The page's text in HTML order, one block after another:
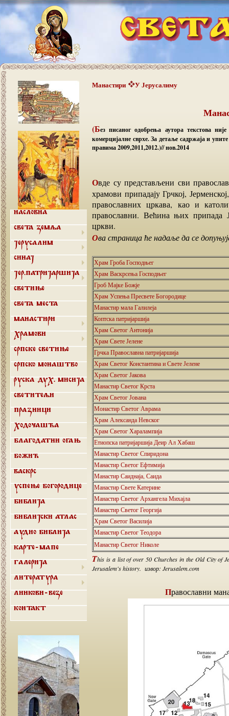
Насловна
Света земља
Јерусалим
Синај
Јер.патријаршија
Светиње
Света места
Манастири
Храмови
Српске светиње
Српско монаштво
Руска дух. мисија
Светитељи
Празници
Ходочашћа
Благодатни огањ
Божић
Васкрс
Успење Богородице
Библија
Библијски атлас
Аудио библија
Карте-мапе
Галерија
Литература
Линкови-везе
Контакт
Манастири У Јерусалиму
(Без писаног одобрења аутора текстова
комерцијалне сврхе. За детаље садржаја и
правима 2009,2011,2012.)// нов.2014
Овде су представљени сви православни манастири и храмови у старом Јерусалиму. Ови
храмови припадају Грчкој,
православних цркава, као и
православни. Већина њих припада
цркви.
Ова страница ће надаље да се
Храм Гроба Господњег
Храм Васкрсењa Господњег
Гроб Мајке Божје
Храм Успења Пресвете Богородице
Манастир мала Галилеја
Коптска патријаршија
Храм Светог Антонија
Храм Свете Јелене
Грчка Православна патријаршија
Храм Светог Константина и Свете Јелене
Храм Светог Јакова
Манастир Светог Крста
Храм Светог Јована
Монастир Светог Аврама
Храм Александа Невског
Храм Светог Харалампија
Етиопска патријаршија Деир Ал Хабаш
Манастир Светог Спиридона
Манастир Светог Ефтимија
Манастир Саиднаја, Саида
Манастир Свете Катерине
Манастир Светог Архангела Михајла
Манастир Светог Георгија
Храм Светог Василија
Манастир Светог Теодора
Манастир Светог Николе
This is a list of over 50 Churches in the Old City of
Jerusalem's history. извор: Jerusalem.com
Православни